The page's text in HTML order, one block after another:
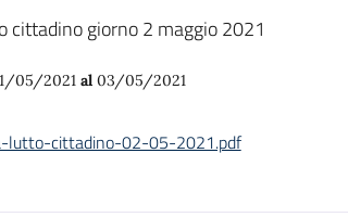
cittadino giorno 2 maggio 2021
05/2021 al03/05/2021
lutto-cittadino-02-05-2021.pdf